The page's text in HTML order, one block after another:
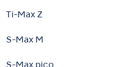
Ti-Max Z
S-Max M
S-Max pico